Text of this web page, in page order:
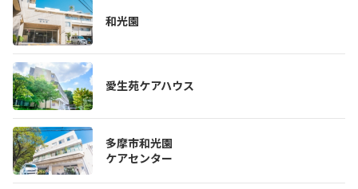
和光園
愛生苑ケアハウス
多摩市和光園
ケアセンター